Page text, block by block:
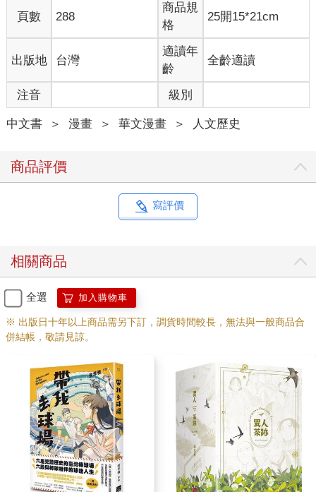
頁數 288
商品規
格
25開15*21cm
出版地 台灣
適讀年
齡
全齡適讀
注音 級別
中文書 ＞ 漫畫 ＞ 華文漫畫 ＞ 人文歷史
商品評價
寫評價
相關商品
全選 加入購物車
※ 出版日十年以上商品需另下訂，調貨時間較長，無法與一般商品合
併結帳，敬請見諒。